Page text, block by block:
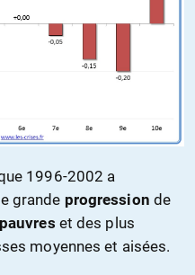
1996-2002 a
grande progression de
pauvres et des plus
moyennes et aisées.